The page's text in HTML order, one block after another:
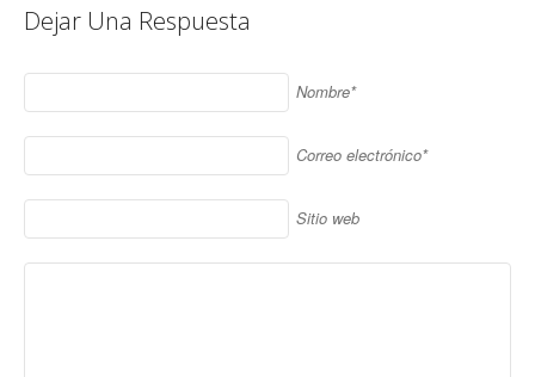
Dejar Una Respuesta
Nombre*
Correo electrónico*
Sitio web